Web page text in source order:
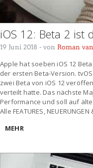
iOS 12: Beta 2 ist
19 Juni 2018 - von Roman
Apple hat soeben iOS 12
der ersten Beta-Version.
zwei Beta von iOS 12
verteilt hatte. Das nächste
Performance und soll auf
Alle FEATURES,
MEHR